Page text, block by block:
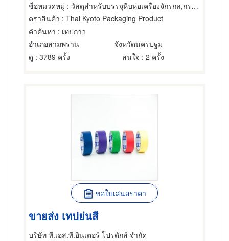
ชื่อหมวดหมู่ : วัสดุสำหรับบรรจุหีบห่อเครื่องจักรกล,กระดาษกาว,กาวและผลิตภัณฑ์สำหรับยึดติด
ตราสินค้า : Thai Kyoto Packaging Product
คำค้นหา : เทปกาว
อำเภอสามพราน
จังหวัดนครปฐม
ดู : 3789 ครั้ง สนใจ : 2 ครั้ง
ขอใบเสนอราคา
ขายส่ง เทปย่นสี
บริษัท ที.เอส.ที.อินเตอร์ โปรดักส์ จำกัด